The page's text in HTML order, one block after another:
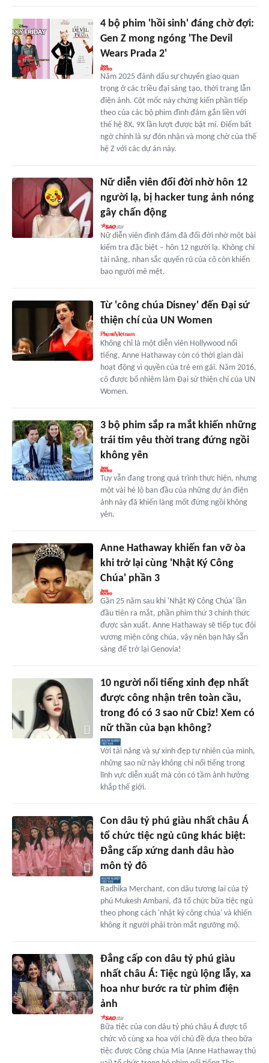
4 bộ phim 'hồi sinh' đáng chờ đợi:
Gen Z mong ngóng 'The Devil
Wears Prada 2'
Năm 2025 đánh dấu sự chuyển giao quan
trọng ở các triều đại sáng tạo, thời trang lẫn
điện ảnh. Cột mốc này chứng kiến phần tiếp
theo của các bộ phim đình đám gắn liền với
thế hệ 8X, 9X lần lượt được bật mí. Điểm bất
ngờ chính là sự đón nhận và mong chờ của thế
hệ Z với các dự án này.
Nữ diễn viên đổi đời nhờ hôn 12
người lạ, bị hacker tung ảnh nóng
gây chấn động
Nữ diễn viên đình đám đã đổi đời nhờ một bài
kiểm tra đặc biệt – hôn 12 người lạ. Không chỉ
tài năng, nhan sắc quyến rũ của cô còn khiến
bao người mê mệt.
Từ 'công chúa Disney' đến Đại sứ
thiện chí của UN Women
Không chỉ là một diễn viên Hollywood nổi
tiếng, Anne Hathaway còn có thời gian dài
hoạt động vì quyền của trẻ em gái. Năm 2016,
cô được bổ nhiệm làm Đại sứ thiện chí của UN
Women.
3 bộ phim sắp ra mắt khiến những
trái tim yêu thời trang đứng ngồi
không yên
Tuy vẫn đang trong quá trình thực hiện, nhưng
một vài hé lộ ban đầu của những dự án điện
ảnh này đã khiến làng mốt đứng ngồi không
yên.
Anne Hathaway khiến fan vỡ òa
khi trở lại cùng 'Nhật Ký Công
Chúa' phần 3
Gần 25 năm sau khi 'Nhật Ký Công Chúa' lần
đầu tiên ra mắt, phần phim thứ 3 chính thức
được sản xuất. Anne Hathaway sẽ tiếp tục đội
vương miện công chúa, vậy nên bạn hãy sẵn
sàng để trở lại Genovia!
10 người nổi tiếng xinh đẹp nhất
được công nhận trên toàn cầu,
trong đó có 3 sao nữ Cbiz! Xem có
nữ thần của bạn không?
Với tài năng và sự xinh đẹp tự nhiên của mình,
những sao nữ này không chỉ nổi tiếng trong
lĩnh vực diễn xuất mà còn có tầm ảnh hưởng
khắp thế giới.
Con dâu tỷ phú giàu nhất châu Á
tổ chức tiệc ngủ cũng khác biệt:
Đẳng cấp xứng danh dâu hào
môn tỷ đô
Radhika Merchant, con dâu tương lai của tỷ
phú Mukesh Ambani, đã tổ chức bữa tiệc ngủ
theo phong cách 'nhật ký công chúa' và khiến
không ít người phải tròn mắt ngưỡng mộ.
Đẳng cấp con dâu tỷ phú giàu
nhất châu Á: Tiệc ngủ lộng lẫy, xa
hoa như bước ra từ phim điện
ảnh
Bữa tiệc của con dâu tỷ phú châu Á được tổ
chức vô cùng xa hoa với chủ đề dựa theo bữa
tiệc được Công chúa Mia (Anne Hathaway thủ